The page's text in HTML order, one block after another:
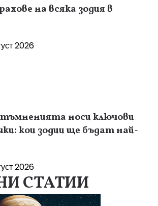
на всяка зодия в
2026
носи ключови
кои зодии ще бъдат най-
2026
СТАТИИ